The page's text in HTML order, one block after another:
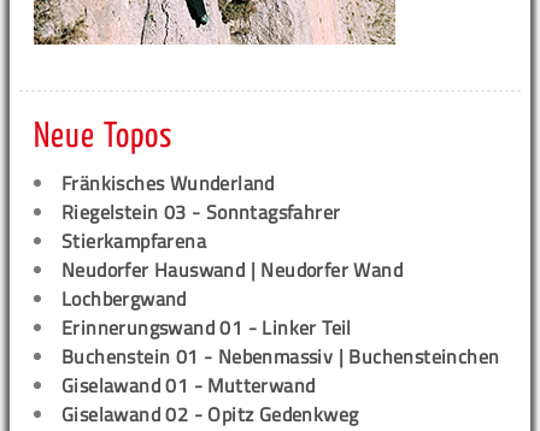
Neue Topos
Fränkisches Wunderland
Riegelstein 03 - Sonntagsfahrer
Stierkampfarena
Neudorfer Hauswand | Neudorfer Wand
Lochbergwand
Erinnerungswand 01 - Linker Teil
Buchenstein 01 - Nebenmassiv | Buchensteinchen
Giselawand 01 - Mutterwand
Giselawand 02 - Opitz Gedenkweg